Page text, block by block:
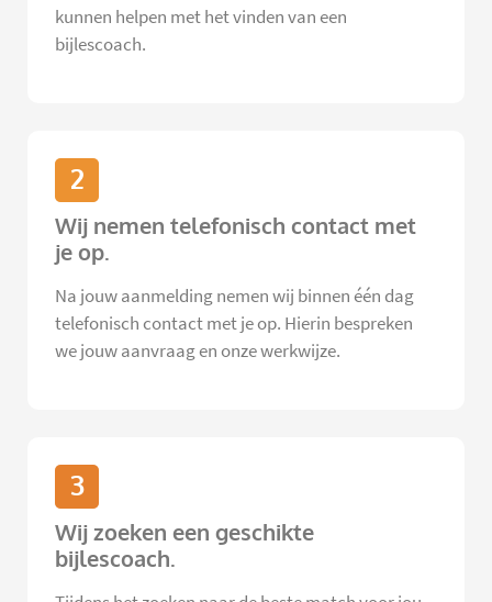
kunnen helpen met het vinden van een
bijlescoach.
2
Wij nemen telefonisch contact met
je op.
Na jouw aanmelding nemen wij binnen één dag
telefonisch contact met je op. Hierin bespreken
we jouw aanvraag en onze werkwijze.
3
Wij zoeken een geschikte
bijlescoach.